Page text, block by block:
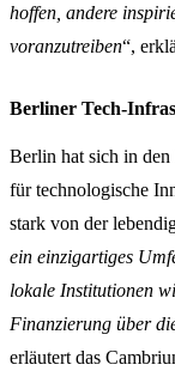
hoffen, andere
voranzutreiben“,
Berliner Tech-
Berlin hat sich in den
für technologische
stark von der
ein einzigartiges
lokale Institutionen
Finanzierung über
erläutert das